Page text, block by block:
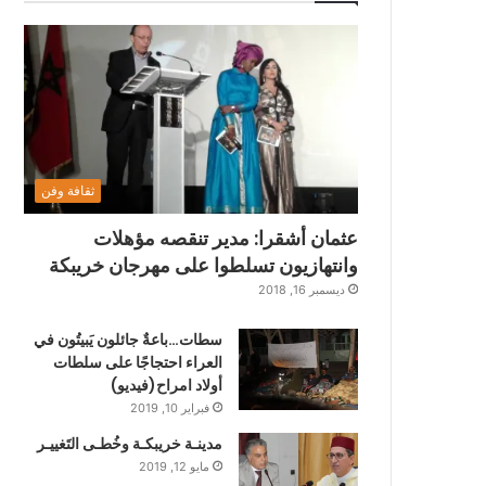
ثقافة وفن
عثمان أشقرا: مدير تنقصه مؤهلات
وانتهازيون تسلطوا على مهرجان خريبكة
ديسمبر 16, 2018
سطات…باعةٌ جائلون يَبيتُون في
العراء احتجاجًا على سلطات
أولاد امراح(فيديو)
فبراير 10, 2019
مدينـة خريبكـة وخُطـى التَغييـر
مايو 12, 2019